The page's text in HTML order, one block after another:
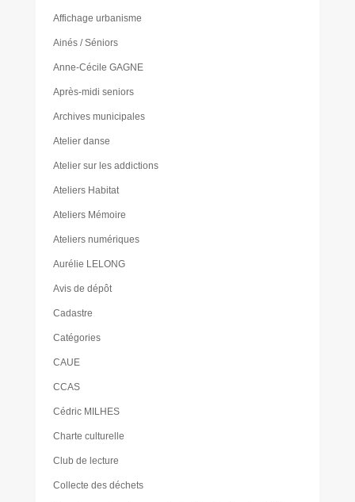
Affichage urbanisme
Ainés / Séniors
Anne-Cécile GAGNE
Après-midi seniors
Archives municipales
Atelier danse
Atelier sur les addictions
Ateliers Habitat
Ateliers Mémoire
Ateliers numériques
Aurélie LELONG
Avis de dépôt
Cadastre
Catégories
CAUE
CCAS
Cédric MILHES
Charte culturelle
Club de lecture
Collecte des déchets